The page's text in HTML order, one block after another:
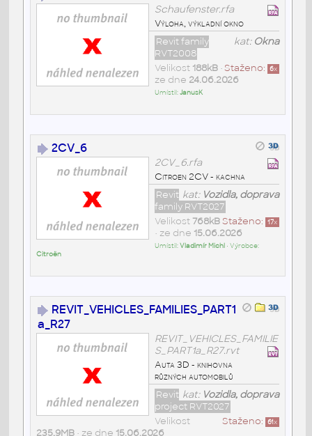
Schaufenster.rfa
Výloha, výkladní okno
kat: Okna
Revit family
RVT2008
Staženo: 6x
Velikost 188kB•
ze dne 24.06.2026
Umístil:JanusK
2CV_6
2CV_6.rfa
Citroen 2CV - kachna
kat: Vozidla, doprava
Revit
family RVT2027
Staženo: 17x
Velikost 768kB
• ze dne 15.06.2026
Umístil:Vladimír Michl • Výrobce:
Citroën
REVIT_VEHICLES_FAMILIES_PART1
a_R27
REVIT_VEHICLES_FAMILIE
S_PART1a_R27.rvt
Auta 3D - knihovna
různých automobilů
kat: Vozidla, doprava
Revit
project RVT2027
Staženo: 61x
Velikost
235,9MB• ze dne 15.06.2026